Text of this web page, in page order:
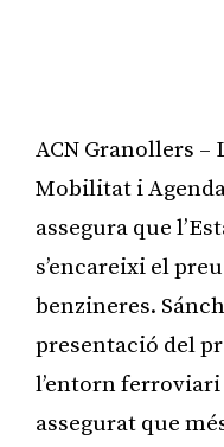
ACN Granollers
Mobilitat i
assegura que
s’encareixi el
benzineres.
presentació del
l’entorn
assegurat que